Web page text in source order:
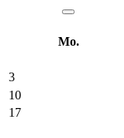
Mo.
3
10
17